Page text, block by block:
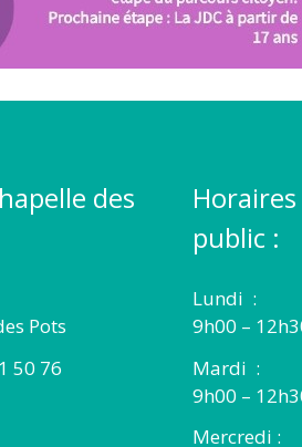
des
Pots
50 76
public :
Lundi :
9h00 –
Mardi :
9h00 –
Mercredi :